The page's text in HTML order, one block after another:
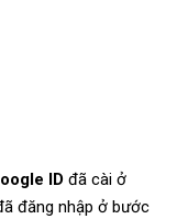
ID đã cài ở
đăng nhập ở bước